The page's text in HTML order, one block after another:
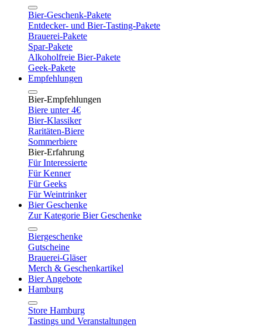
Bier-Geschenk-Pakete
Entdecker- und Bier-Tasting-Pakete
Brauerei-Pakete
Spar-Pakete
Alkoholfreie Bier-Pakete
Geek-Pakete
Empfehlungen
Bier-Empfehlungen
Biere unter 4€
Bier-Klassiker
Raritäten-Biere
Sommerbiere
Bier-Erfahrung
Für Interessierte
Für Kenner
Für Geeks
Für Weintrinker
Bier Geschenke
Zur Kategorie Bier Geschenke
Biergeschenke
Gutscheine
Brauerei-Gläser
Merch & Geschenkartikel
Bier Angebote
Hamburg
Store Hamburg
Tastings und Veranstaltungen